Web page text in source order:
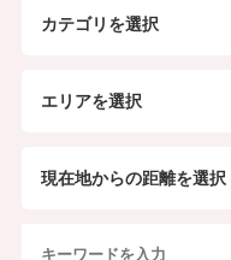
カテゴリを選択
エリアを選択
現在地からの距離を選択